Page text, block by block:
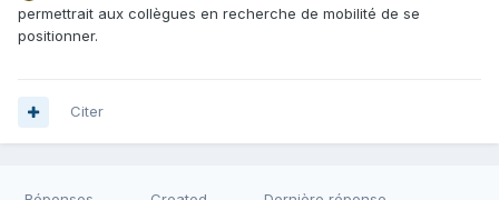
permettrait aux collègues en recherche de mobilité de se
positionner.
Citer